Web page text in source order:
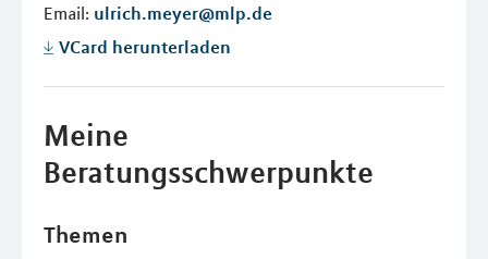
Email: ulrich.meyer@mlp.de
VCard herunterladen
Meine
Beratungsschwerpunkte
Themen